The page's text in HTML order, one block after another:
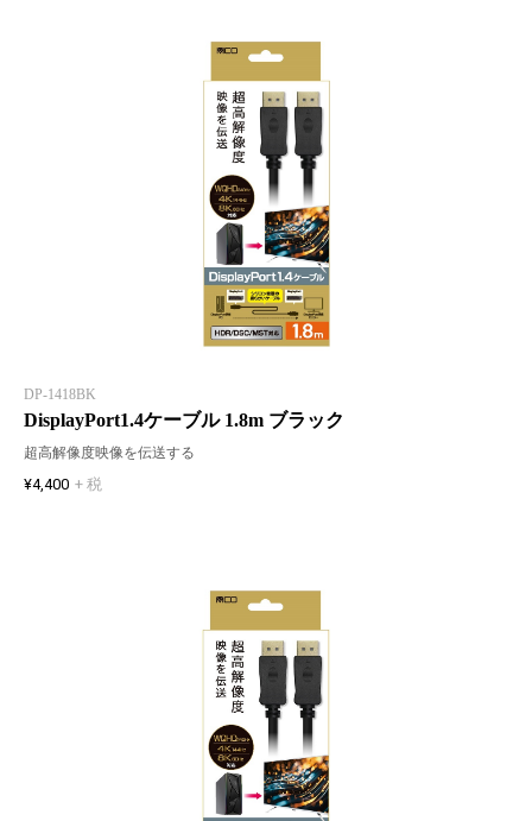
DP-1418BK
DisplayPort1.4ケーブル 1.8m ブラック
超高解像度映像を伝送する
¥4,400 + 税